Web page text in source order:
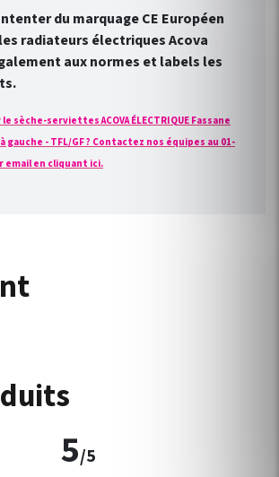
du marquage CE Européen
radiateurs électriques Acova
aux normes et labels les
sèche-serviettes ACOVA ÉLECTRIQUE Fassane
gauche - TFL/GF ? Contactez nos équipes au 01-
email en cliquant ici.
5/5